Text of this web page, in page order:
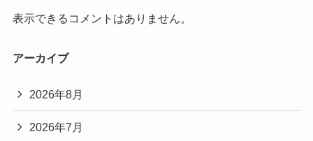
表示できるコメントはありません。
アーカイブ
2026年8月
2026年7月